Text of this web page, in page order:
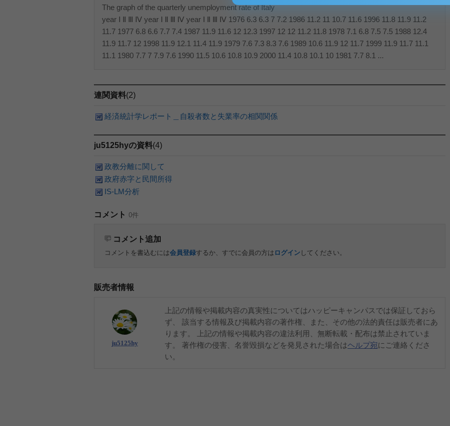
The graph of the quarterly unemployment rate of Italy
year Ⅰ Ⅱ Ⅲ Ⅳ year Ⅰ Ⅱ Ⅲ Ⅳ year Ⅰ Ⅱ Ⅲ Ⅳ 1976 6.3 6.3 7 7.2 1986 11.2 11 10.7 11.6 1996 11.8 11.9 11.2
11.7 1977 6.8 6.6 7.7 7.4 1987 11.9 11.6 12 12.3 1997 12 12 11.2 11.8 1978 7.1 6.8 7.5 7.5 1988 12.4
11.9 11.7 12 1998 11.9 12.1 11.4 11.9 1979 7.6 7.3 8.3 7.6 1989 10.6 11.9 12 11.7 1999 11.9 11.7 11.1
11.1 1980 7.7 7 7.9 7.6 1990 11.5 10.6 10.8 10.9 2000 11.4 10.8 10.1 10 1981 7.7 8.1 ...
連関資料(2)
経済統計学レポート＿自殺者数と失業率の相関関係
ju5125hyの資料(4)
政教分離に関して
政府赤字と民間所得
IS-LM分析
コメント 0件
コメント追加
コメントを書込むには会員登録するか、すでに会員の方は ログイン してください。
販売者情報
ju5125hy
上記の情報や掲載内容の真実性についてはハッピーキャンパスでは保証しておら
ず、 該当する情報及び掲載内容の著作権、また、その他の法的責任は販売者にあ
ります。 上記の情報や掲載内容の違法利用、無断転載・配布は禁止されていま
す。 著作権の侵害、名誉毀損などを発見された場合はヘルプ宛にご連絡くださ
い。